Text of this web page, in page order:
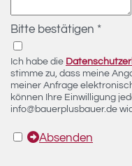
Bitte bestätigen *
Ich habe die
stimme zu, dass meine
meiner Anfrage
können Ihre Einwilligung
info@bauerplusbauer.de
Absenden